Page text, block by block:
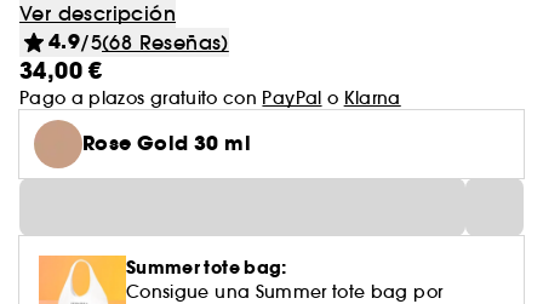
Ver descripción
4.9/5(68 Reseñas)
34,00 €
Pago a plazos gratuito con PayPal o Klarna
Rose Gold 30 ml
Summer tote bag:
Consigue una Summer tote bag por